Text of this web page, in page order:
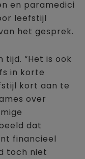
en paramedici
leefstijl
het gesprek.
“Het is ook
in korte
kort aan te
over
dat
financieel
toch niet